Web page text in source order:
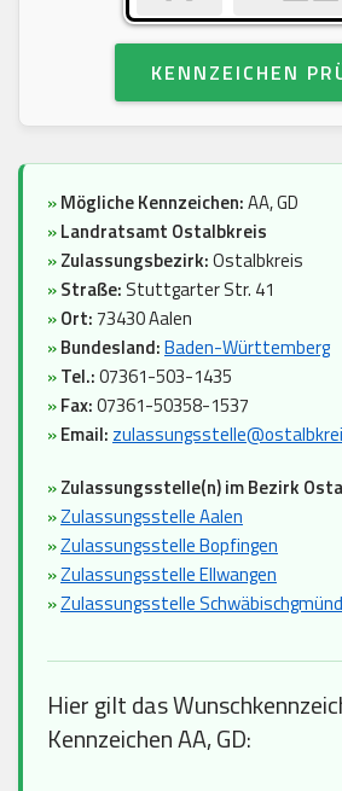
KENNZEICHEN
»Mögliche Kennzeichen:AA, GD
»Landratsamt Ostalbkreis
»Zulassungsbezirk:Ostalbkreis
»Straße: Stuttgarter Str. 41
»Ort:73430 Aalen
»Bundesland:Baden-Württemberg
»Tel.:07361-503-1435
»Fax:07361-50358-1537
»Email:
»Zulassungsstelle(n) im Bezirk
»Zulassungsstelle Aalen
»Zulassungsstelle Bopfingen
»Zulassungsstelle Ellwangen
»Zulassungsstelle Schwäbischgmünd
Hier gilt das
Kennzeichen AA, GD: